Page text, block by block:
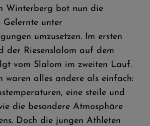
Winterberg bot nun die
Gelernte unter
umzusetzen. Im ersten
der Riesenslalom auf dem
vom Slalom im zweiten Lauf.
waren alles andere als einfach:
eine steile und
die besondere Atmosphäre
Doch die jungen Athleten